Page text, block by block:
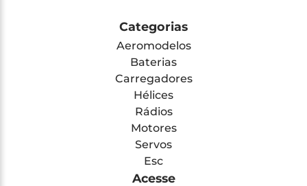
Categorias
Aeromodelos
Baterias
Carregadores
Hélices
Rádios
Motores
Servos
Esc
Acesse